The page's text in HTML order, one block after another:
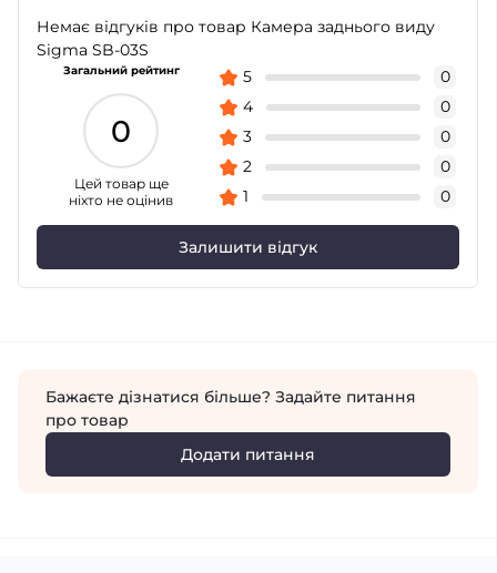
Немає відгуків про товар Камера заднього виду
Sigma SB-03S
Загальний рейтинг
0
Цей товар ще
ніхто не оцінив
5
0
4
0
3
0
2
0
1
0
Залишити відгук
Бажаєте дізнатися більше? Задайте питання
про товар
Додати питання